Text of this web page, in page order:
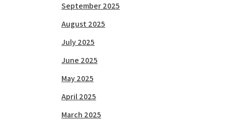
September 2025
August 2025
July 2025
June 2025
May 2025
April 2025
March 2025